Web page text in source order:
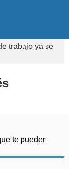
trabajo ya se
te pueden